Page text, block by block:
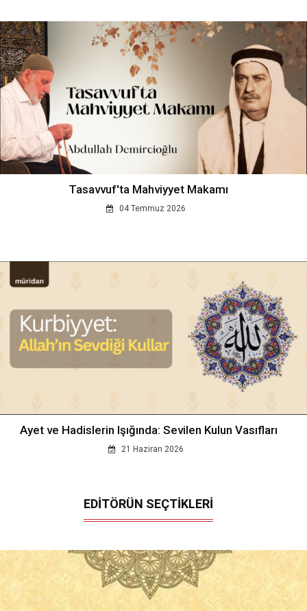
Tasavvuf'ta Mahviyyet Makamı
04 Temmuz 2026
Ayet ve Hadislerin Işığında: Sevilen Kulun Vasıfları
21 Haziran 2026
EDİTÖRÜN SEÇTİKLERİ